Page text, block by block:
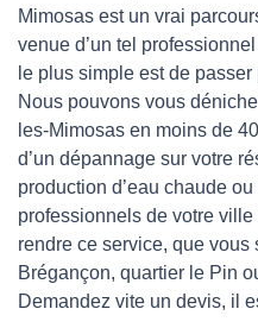
Mimosas est un vrai
venue d’un tel
le plus simple est de
Nous pouvons vous
les-Mimosas en moins de
d’un dépannage sur votre
production d’eau chaude
professionnels de votre
rendre ce service, que
Brégançon, quartier le Pin
Demandez vite un devis, il